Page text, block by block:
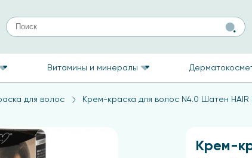
Витамины и минералы
для волос Крем-краска для волос N4.0 Шатен HAIR
Крем-